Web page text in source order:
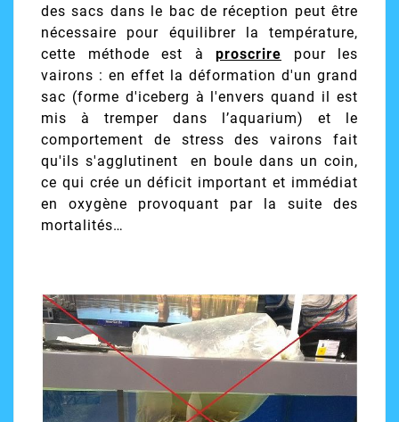
des sacs dans le bac de réception peut être
nécessaire pour équilibrer la température,
cette méthode est à proscrire pour les
vairons : en effet la déformation d'un grand
sac (forme d'iceberg à l'envers quand il est
mis à tremper dans l’aquarium) et le
comportement de stress des vairons fait
qu'ils s'agglutinent en boule dans un coin,
ce qui crée un déficit important et immédiat
en oxygène provoquant par la suite des
mortalités…